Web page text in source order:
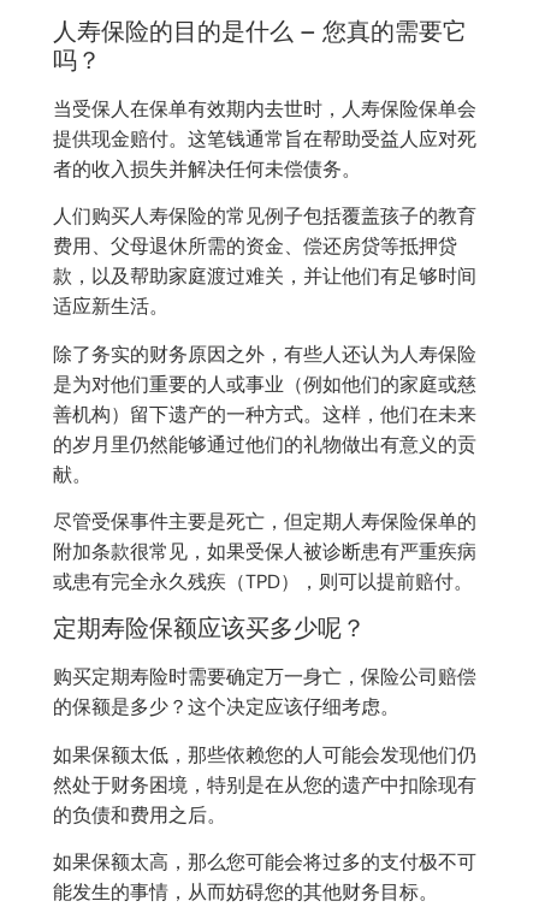
人寿保险的目的是什么 – 您真的需要它
吗？
当受保人在保单有效期内去世时，人寿保险保单会
提供现金赔付。这笔钱通常旨在帮助受益人应对死
者的收入损失并解决任何未偿债务。
人们购买人寿保险的常见例子包括覆盖孩子的教育
费用、父母退休所需的资金、偿还房贷等抵押贷
款，以及帮助家庭渡过难关，并让他们有足够时间
适应新生活。
除了务实的财务原因之外，有些人还认为人寿保险
是为对他们重要的人或事业（例如他们的家庭或慈
善机构）留下遗产的一种方式。这样，他们在未来
的岁月里仍然能够通过他们的礼物做出有意义的贡
献。
尽管受保事件主要是死亡，但定期人寿保险保单的
附加条款很常见，如果受保人被诊断患有严重疾病
或患有完全永久残疾（TPD），则可以提前赔付。
定期寿险保额应该买多少呢？
购买定期寿险时需要确定万一身亡，保险公司赔偿
的保额是多少？这个决定应该仔细考虑。
如果保额太低，那些依赖您的人可能会发现他们仍
然处于财务困境，特别是在从您的遗产中扣除现有
的负债和费用之后。
如果保额太高，那么您可能会将过多的支付极不可
能发生的事情，从而妨碍您的其他财务目标。